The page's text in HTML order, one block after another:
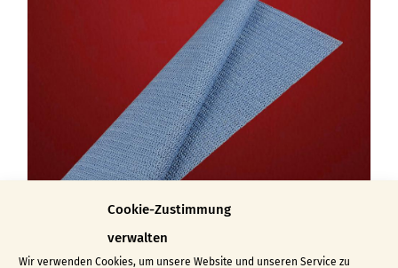
Cookie-Zustimmung
verwalten
Wir verwenden Cookies, um unsere Website und unseren Service zu